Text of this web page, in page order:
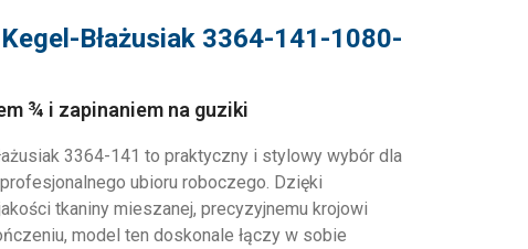
Błażusiak 3364-141-1080-
¾ i zapinaniem na guziki
3364-141 to praktyczny i stylowy wybór dla
ubioru roboczego. Dzięki
tkaniny mieszanej, precyzyjnemu krojowi
model ten doskonale łączy w sobie